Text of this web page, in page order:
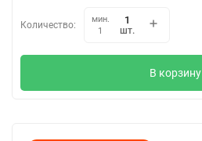
Количество:
мин.
1
шт.
В корзину